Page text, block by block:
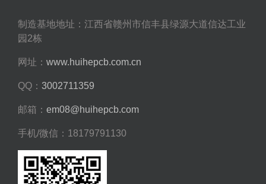
制造基地地址：江西省赣州市信丰县绿源大道信达工业
园2栋
网址： www.huihepcb.com.cn
QQ： 3002711359
邮箱： em08@huihepcb.com
手机/微信：18179791130